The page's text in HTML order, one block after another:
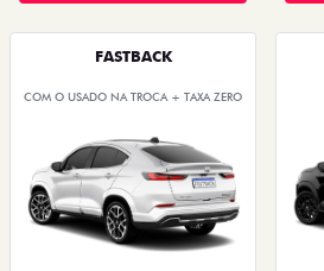
FASTBACK
COM O USADO NA TROCA + TAXA ZERO